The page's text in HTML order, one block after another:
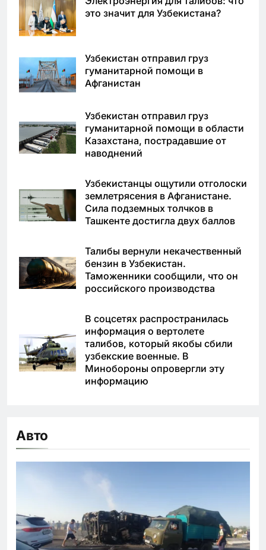
это значит для Узбекистана?
Узбекистан отправил груз
гуманитарной помощи в
Афганистан
Узбекистан отправил груз
гуманитарной помощи в области
Казахстана, пострадавшие от
наводнений
Узбекистанцы ощутили отголоски
землетрясения в Афганистане.
Сила подземных толчков в
Ташкенте достигла двух баллов
Талибы вернули некачественный
бензин в Узбекистан.
Таможенники сообщили, что он
российского производства
В соцсетях распространилась
информация о вертолете
талибов, который якобы сбили
узбекские военные. В
Минобороны опровергли эту
информацию
Авто